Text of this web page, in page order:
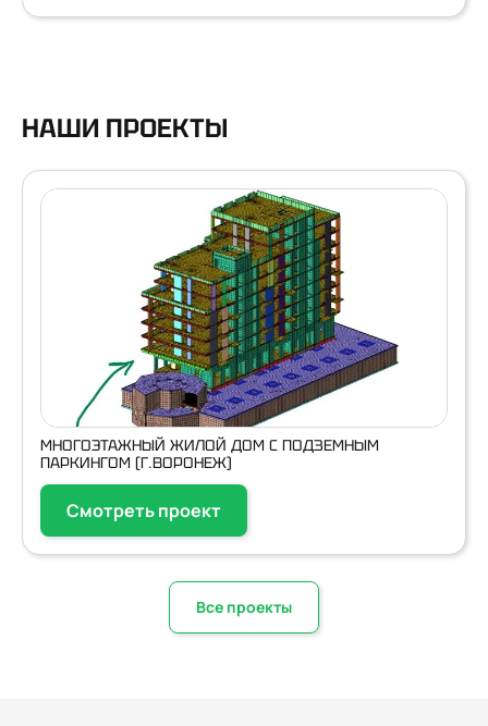
НАШИ ПРОЕКТЫ
МНОГОЭТАЖНЫЙ ЖИЛОЙ ДОМ С ПОДЗЕМНЫМ
ПАРКИНГОМ (Г.ВОРОНЕЖ)
Смотреть проект
Все проекты